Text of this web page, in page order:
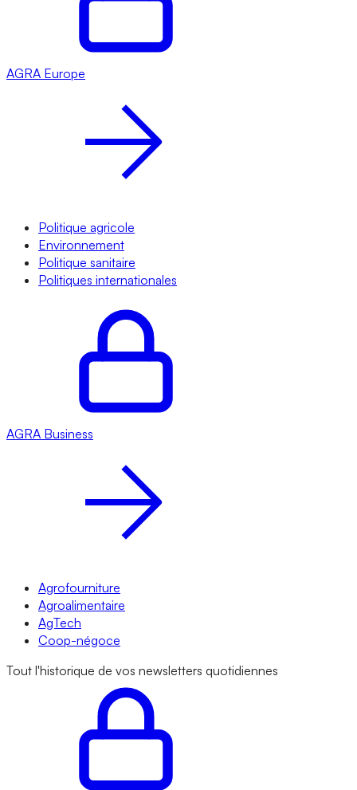
AGRA Europe
Politique agricole
Environnement
Politique sanitaire
Politiques internationales
AGRA Business
Agrofourniture
Agroalimentaire
AgTech
Coop-négoce
Tout l'historique de vos newsletters quotidiennes